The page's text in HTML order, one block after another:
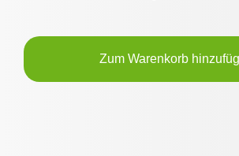
Zum Warenkorb